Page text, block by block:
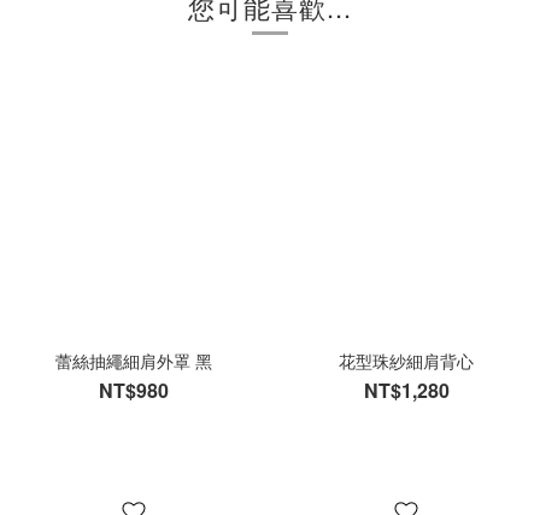
蕾絲抽繩細肩外罩 黑
NT$980
花型珠紗細肩背心
NT$1,280